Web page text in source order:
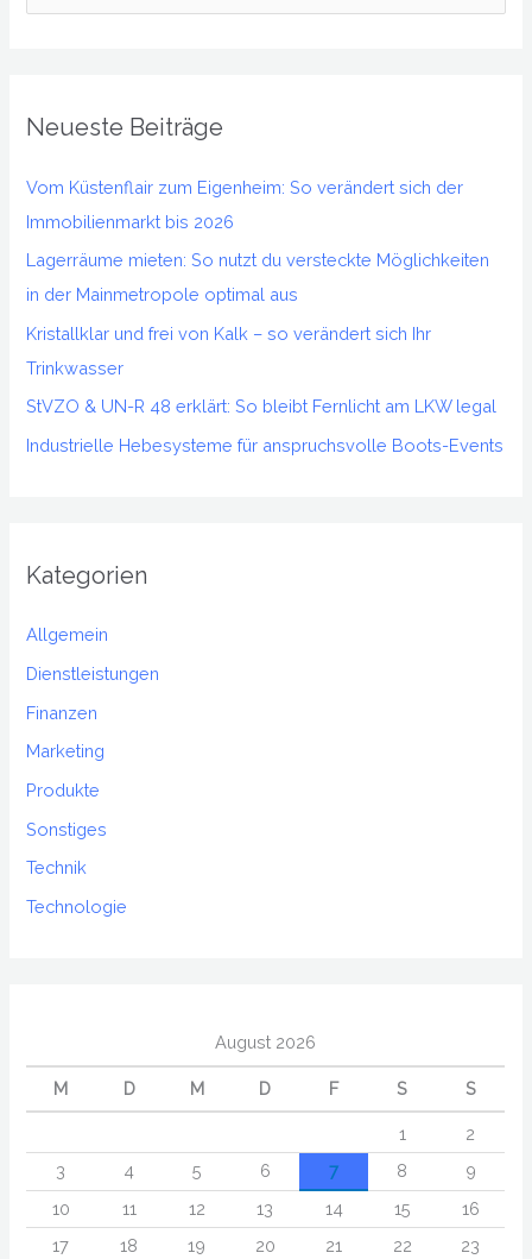
e
c
h
:
Neueste Beiträge
Vom Küstenflair zum Eigenheim: So verändert sich der
Immobilienmarkt bis 2026
Lagerräume mieten: So nutzt du versteckte Möglichkeiten
in der Mainmetropole optimal aus
Kristallklar und frei von Kalk – so verändert sich Ihr
Trinkwasser
StVZO & UN-R 48 erklärt: So bleibt Fernlicht am LKW legal
Industrielle Hebesysteme für anspruchsvolle Boots-Events
Kategorien
Allgemein
Dienstleistungen
Finanzen
Marketing
Produkte
Sonstiges
Technik
Technologie
August 2026
M D M D F S S
1
2
3
4 5 6 7 8
9
10
11 12 13 14 15
16
17
18 19 20 21 22
23